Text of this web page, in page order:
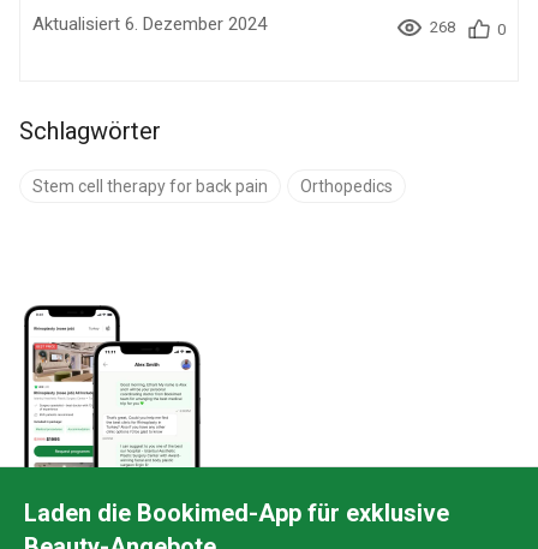
regeneriert und den Druck auf die Nerven verringert. In diesem
Artikel erfahren Sie, wie die Stammzellentherap...
Aktualisiert 6. Dezember 2024 268 0
Schlagwörter
Stem cell therapy for back pain Orthopedics
Laden die Bookimed-App für exklusive